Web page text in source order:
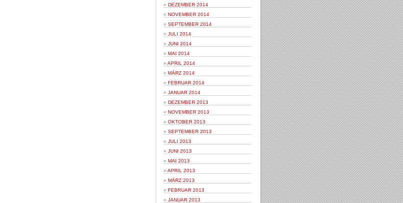
DEZEMBER 2014
NOVEMBER 2014
SEPTEMBER 2014
JULI 2014
JUNI 2014
MAI 2014
APRIL 2014
MÄRZ 2014
FEBRUAR 2014
JANUAR 2014
DEZEMBER 2013
NOVEMBER 2013
OKTOBER 2013
SEPTEMBER 2013
JULI 2013
JUNI 2013
MAI 2013
APRIL 2013
MÄRZ 2013
FEBRUAR 2013
JANUAR 2013